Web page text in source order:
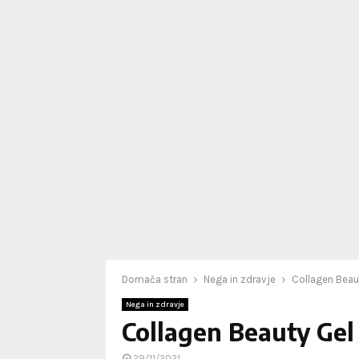
Domača stran Nega in zdravje Collagen
Nega in zdravje
Collagen Beauty Gel